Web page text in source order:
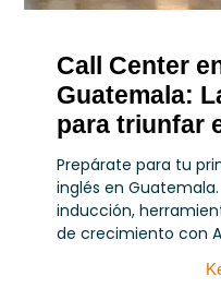
Call Center
Guatemala:
para triunfar
Prepárate para tu
inglés en
inducción,
de crecimiento con